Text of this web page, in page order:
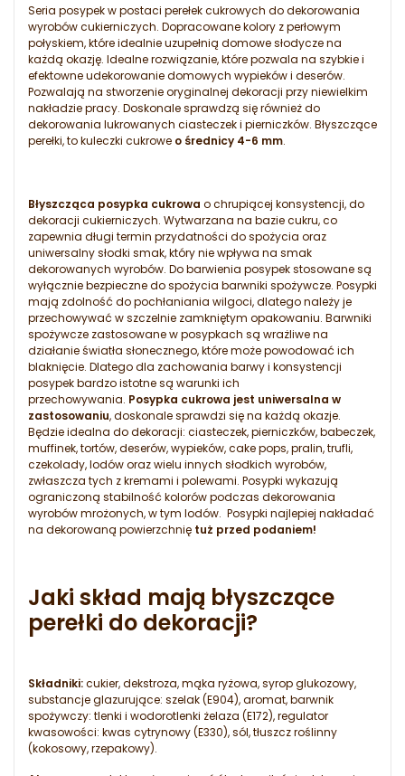
Seria posypek w postaci perełek cukrowych do dekorowania
wyrobów cukierniczych. Dopracowane kolory z perłowym
połyskiem, które idealnie uzupełnią domowe słodycze na
każdą okazję. Idealne rozwiązanie, które pozwala na szybkie i
efektowne udekorowanie domowych wypieków i deserów.
Pozwalają na stworzenie oryginalnej dekoracji przy niewielkim
nakładzie pracy. Doskonale sprawdzą się również do
dekorowania lukrowanych ciasteczek i pierniczków. Błyszczące
perełki, to kuleczki cukrowe o średnicy 4-6 mm.
Błyszcząca posypka cukrowa o chrupiącej konsystencji, do
dekoracji cukierniczych. Wytwarzana na bazie cukru, co
zapewnia długi termin przydatności do spożycia oraz
uniwersalny słodki smak, który nie wpływa na smak
dekorowanych wyrobów. Do barwienia posypek stosowane są
wyłącznie bezpieczne do spożycia barwniki spożywcze. Posypki
mają zdolność do pochłaniania wilgoci, dlatego należy je
przechowywać w szczelnie zamkniętym opakowaniu. Barwniki
spożywcze zastosowane w posypkach są wrażliwe na
działanie światła słonecznego, które może powodować ich
blaknięcie. Dlatego dla zachowania barwy i konsystencji
posypek bardzo istotne są warunki ich
przechowywania. Posypka cukrowa jest uniwersalna w
zastosowaniu, doskonale sprawdzi się na każdą okazje.
Będzie idealna do dekoracji: ciasteczek, pierniczków, babeczek,
muffinek, tortów, deserów, wypieków, cake pops, pralin, trufli,
czekolady, lodów oraz wielu innych słodkich wyrobów,
zwłaszcza tych z kremami i polewami. Posypki wykazują
ograniczoną stabilność kolorów podczas dekorowania
wyrobów mrożonych, w tym lodów. Posypki najlepiej nakładać
na dekorowaną powierzchnię tuż przed podaniem!
Jaki skład mają błyszczące
perełki do dekoracji?
Składniki:cukier, dekstroza, mąka ryżowa, syrop glukozowy,
substancje glazurujące: szelak (E904), aromat, barwnik
spożywczy: tlenki i wodorotlenki żelaza (E172), regulator
kwasowości: kwas cytrynowy (E330), sól, tłuszcz roślinny
(kokosowy, rzepakowy).